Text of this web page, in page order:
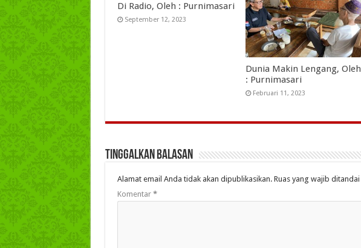
Di Radio, Oleh : Purnimasari
September 12, 2023
Dunia Makin Lengang, Oleh
: Purnimasari
Februari 11, 2023
Tinggalkan Balasan
Alamat email Anda tidak akan dipublikasikan. Ruas yang wajib ditandai
Komentar *